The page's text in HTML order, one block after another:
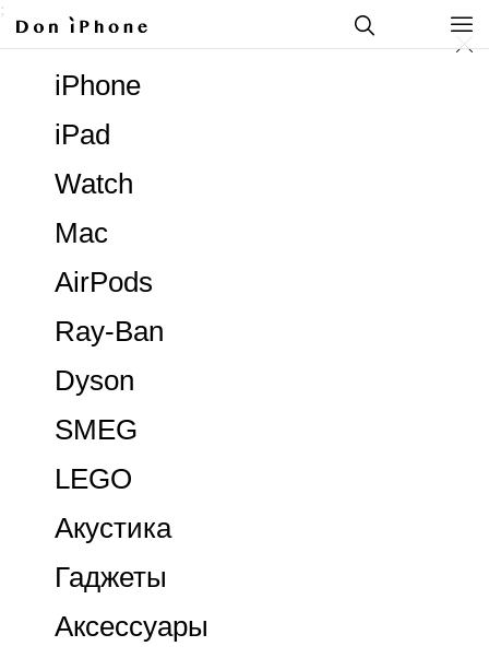
;
Аксессуары
Гаджеты
Акустика
Dyson
AirPods
Ray-Ban
LEGO
SMEG
Mac
Watch
iPad
iPhone